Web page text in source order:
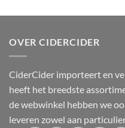
was: is:
OVER CIDERCIDER
CiderCider importeert en
heeft het breedste
de webwinkel hebben we
leveren zowel aan